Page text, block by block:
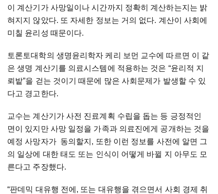
이 계산기가 사망일이나 시간까지 정확히 계산하는지는 밝
혀지지 않았다. 또 자세한 정보는 거의 없다. 계산이 사회에
미칠 윤리성 때문이다.
토론토대학의 생명윤리학자 케리 보먼 교수에 따르면 이 같
은 생명 계산기를 의료시스템에 적용하는 것은 “윤리적 지
뢰밭”을 걷는 것이기 때문에 많은 사회문제가 발생할 수 있
다고 경고한다.
교수는 계산기가 사전 진료계획 수립을 돕는 등 긍정적인
면이 있지만 사망 일정을 가족과 의료진에게 공개하는 것을
예정 사망자가 동의할지, 또한 이런 정보를 사전에 알면 그
의 일상에 대한 태도 또는 인식이 어떻게 바뀔 지 아무도 모
른다고 주장했다.
“판데믹 대유행 전에, 또는 대유행을 겪으면서 사회 경제 취